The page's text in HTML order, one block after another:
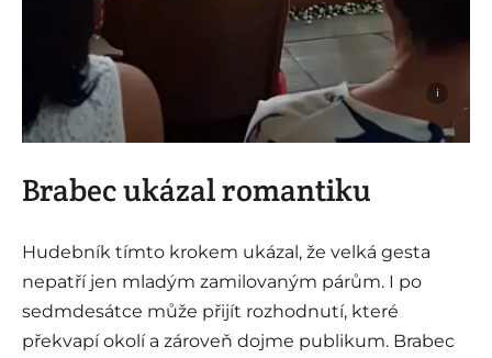
i
Brabec ukázal romantiku
Hudebník tímto krokem ukázal, že velká gesta
nepatří jen mladým zamilovaným párům. I po
sedmdesátce může přijít rozhodnutí, které
překvapí okolí a zároveň dojme publikum. Brabec